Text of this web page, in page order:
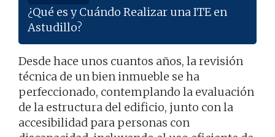
¿Qué es y Cuándo Realizar una ITE en
Astudillo?
Desde hace unos cuantos años, la revisión
técnica de un bien inmueble se ha
perfeccionado, contemplando la evaluación
de la estructura del edificio, junto con la
accesibilidad para personas con